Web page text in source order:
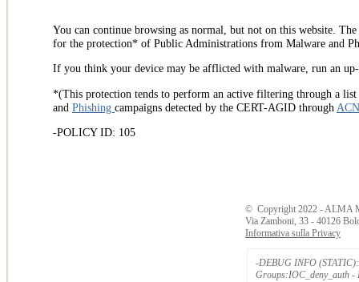
You can continue browsing as normal, but not on this website.
for the protection* of Public Administrations from Malware and
If you think your device may be afflicted with malware, run an
*(This protection tends to perform an active filtering through a
and Phishing campaigns detected by the CERT-AGID through
-POLICY ID: 105
© Copyright 2022 - ALMA
Via Zamboni, 33 - 40126
Informativa sulla Privacy
-DEBUG INFO (STATIC):
Groups:IOC_deny_auth -